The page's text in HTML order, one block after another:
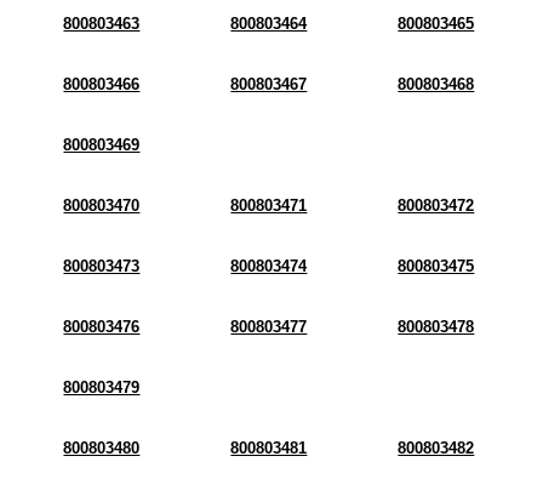
800803463 800803464 800803465
800803466 800803467 800803468
800803469
800803470 800803471 800803472
800803473 800803474 800803475
800803476 800803477 800803478
800803479
800803480 800803481 800803482